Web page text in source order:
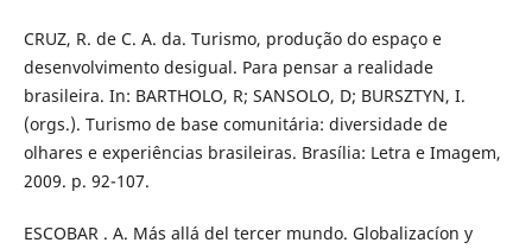
CRUZ, R. de C. A. da. Turismo, produção do espaço e
desenvolvimento desigual. Para pensar a realidade
brasileira. In: BARTHOLO, R; SANSOLO, D; BURSZTYN, I.
(orgs.). Turismo de base comunitária: diversidade de
olhares e experiências brasileiras. Brasília: Letra e Imagem,
2009. p. 92-107.
ESCOBAR . A. Más allá del tercer mundo. Globalizacíon y